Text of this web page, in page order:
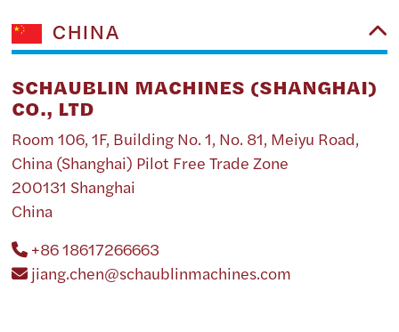
CHINA
SCHAUBLIN MACHINES (SHANGHAI)
CO., LTD
Room 106, 1F, Building No. 1, No. 81, Meiyu Road,
China (Shanghai) Pilot Free Trade Zone
200131 Shanghai
China
+86 18617266663
jiang.chen@schaublinmachines.com